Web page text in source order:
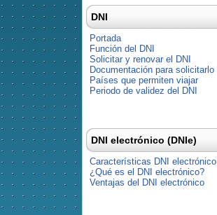
DNI
Portada
Función del DNI
Solicitar y renovar el DNI
Documentación para solicitarlo
Países que permiten viajar
Periodo de validez del DNI
DNI electrónico (DNIe)
Características DNI electrónico
¿Qué es el DNI electrónico?
Ventajas del DNI electrónico